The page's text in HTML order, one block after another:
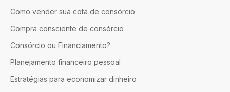
Como vender sua cota de consórcio
Compra consciente de consórcio
Consórcio ou Financiamento?
Planejamento financeiro pessoal
Estratégias para economizar dinheiro